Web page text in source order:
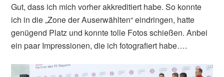
Gut, dass ich mich vorher akkreditiert habe. So konnte
ich in die „Zone der Auserwählten“ eindringen, hatte
genügend Platz und konnte tolle Fotos schießen. Anbei
ein paar Impressionen, die ich fotografiert habe….